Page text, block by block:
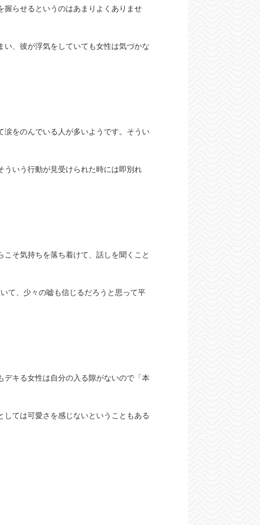
らせるというのはあまりよくありませ
、彼が浮気をしていても女性は気づかな
をのんでいる人が多いようです。そうい
いう行動が見受けられた時には即別れ
そ気持ちを落ち着けて、話しを聞くこと
て、少々の嘘も信じるだろうと思って平
キる女性は自分の入る隙がないので「本
ては可愛さを感じないということもある